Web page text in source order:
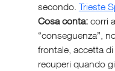
secondo. Trieste
Cosa conta: corri
“conseguenza”,
frontale, accetta
recuperi quando